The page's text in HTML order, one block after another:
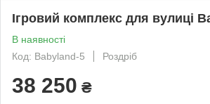
Ігровий комплекс для вулиці
В наявності
Код: Babyland-5
Роздріб
38 250 ₴